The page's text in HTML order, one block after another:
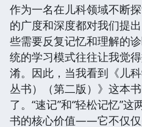
作为一名在儿科领域不断
的广度和深度都对我们提
些需要反复记忆和理解的
统的学习模式往往让我觉
淆。因此，当我看到《儿
丛书）（第二版）》这本
了。“速记”和“轻松记忆”
书的核心价值——它不仅仅